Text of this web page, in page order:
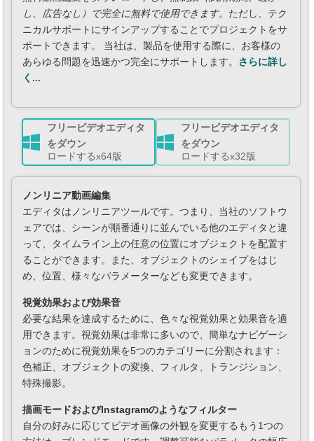
し、広告なし）で完全に無料で使用できます。 ただし、テク
ニカルサポートにサインアップすることでプロジェクトをサ
ポートできます。 当社は、製品を使用する際に、お客様の
あらゆる問題を迅速かつ完全にサポートします。 さらに詳し
く...
フリービデオエディタ
をダウン
ロードするx64版
フリービデオエディタ
をダウン
ロードするx32版
ノンリニア動画編集
エディタはノンリニアツールです。つまり、当社のソフトウ
ェアでは、シーンが順番通りに並んでいる他のエディタと違
って、タイムライン上の任意の位置にオブジェクトを配置す
ることができます。また、オブジェクトのシェイプをはじ
め、位置、様々なパラメーターなども変更できます。
視覚効果および効果音
必要な結果を達成するために、色々な視覚効果と効果音を適
用できます。視覚効果は非常に多いので、簡単なナビゲーシ
ョンのために視覚効果を5つのカテゴリーに分割されます：
色補正、オブジェクトの変換、フィルタ、トランジション、
特殊撮影。
描画モードおよびInstagramのようなフィルター
自分の好みに応じてビデオ画像の外観を変更するもう1つの